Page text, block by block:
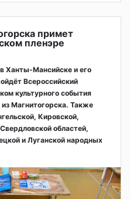
примет
пленэре
Ханты-Мансийске и его
Всероссийский
культурного события
Магнитогорска. Также
Кировской,
областей,
и Луганской народных